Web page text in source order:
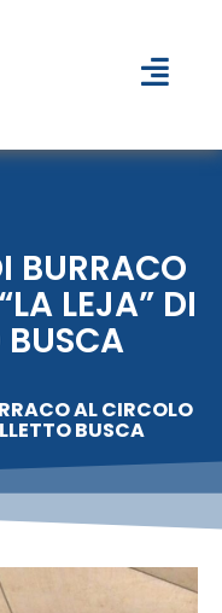
BURRACO
LEJA” DI
BUSCA
AL CIRCOLO
BUSCA